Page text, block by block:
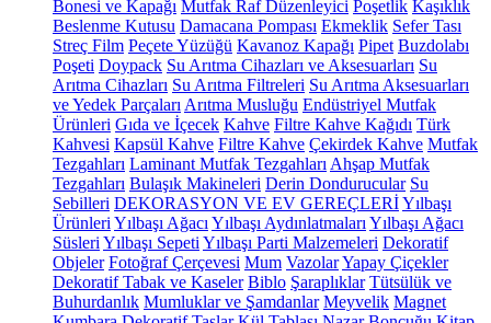
Bonesi ve Kapağı Mutfak Raf Düzenleyici Poşetlik Kaşıklık
Beslenme Kutusu Damacana Pompası Ekmeklik Sefer Tası
Streç Film Peçete Yüzüğü Kavanoz Kapağı Pipet Buzdolabı
Poşeti Doypack Su Arıtma Cihazları ve Aksesuarları Su
Arıtma Cihazları Su Arıtma Filtreleri Su Arıtma Aksesuarları
ve Yedek Parçaları Arıtma Musluğu Endüstriyel Mutfak
Ürünleri Gıda ve İçecek Kahve Filtre Kahve Kağıdı Türk
Kahvesi Kapsül Kahve Filtre Kahve Çekirdek Kahve Mutfak
Tezgahları Laminant Mutfak Tezgahları Ahşap Mutfak
Tezgahları Bulaşık Makineleri Derin Dondurucular Su
Sebilleri DEKORASYON VE EV GEREÇLERİYılbaşı
Ürünleri Yılbaşı Ağacı Yılbaşı Aydınlatmaları Yılbaşı Ağacı
Süsleri Yılbaşı Sepeti Yılbaşı Parti Malzemeleri Dekoratif
Objeler Fotoğraf Çerçevesi Mum VazolarYapay Çiçekler
Dekoratif Tabak ve Kaseler Biblo Şaraplıklar Tütsülük ve
Buhurdanlık Mumluklar ve Şamdanlar Meyvelik Magnet